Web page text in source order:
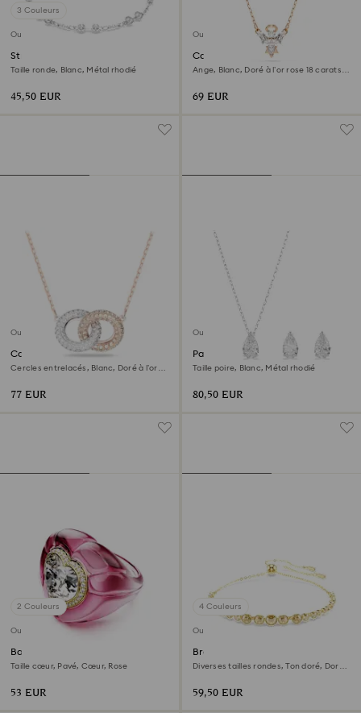
3 Couleurs
Outlet
Strand Swarovski Remix
Collection
Taille ronde, Blanc, Métal rhodié
45,50 EUR
Outlet
Collier Magic
Ange, Blanc, Doré à l’or rose 18 carats
69 EUR
Outlet
Collier Dextera
Cercles entrelacés, Blanc, Doré à l’or
77 EUR
Outlet
Parure Stilla Attract
Taille poire, Blanc, Métal rhodié
80,50 EUR
2 Couleurs
Outlet
Bague cocktail Dulcis
Taille cœur, Pavé, Cœur, Rose
53 EUR
4 Couleurs
Outlet
Bracelet Imber Emily
Diverses tailles rondes, Ton doré, Doré
59,50 EUR